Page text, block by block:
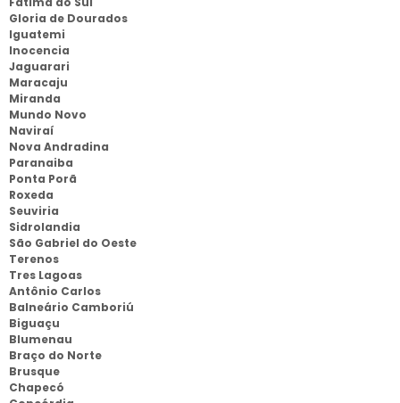
Gloria de Dourados
Iguatemi
Inocencia
Jaguarari
Maracaju
Miranda
Mundo Novo
Naviraí
Nova Andradina
Paranaiba
Ponta Porã
Roxeda
Seuviria
Sidrolandia
São Gabriel do Oeste
Terenos
Tres Lagoas
Antônio Carlos
Balneário Camboriú
Biguaçu
Blumenau
Braço do Norte
Brusque
Chapecó